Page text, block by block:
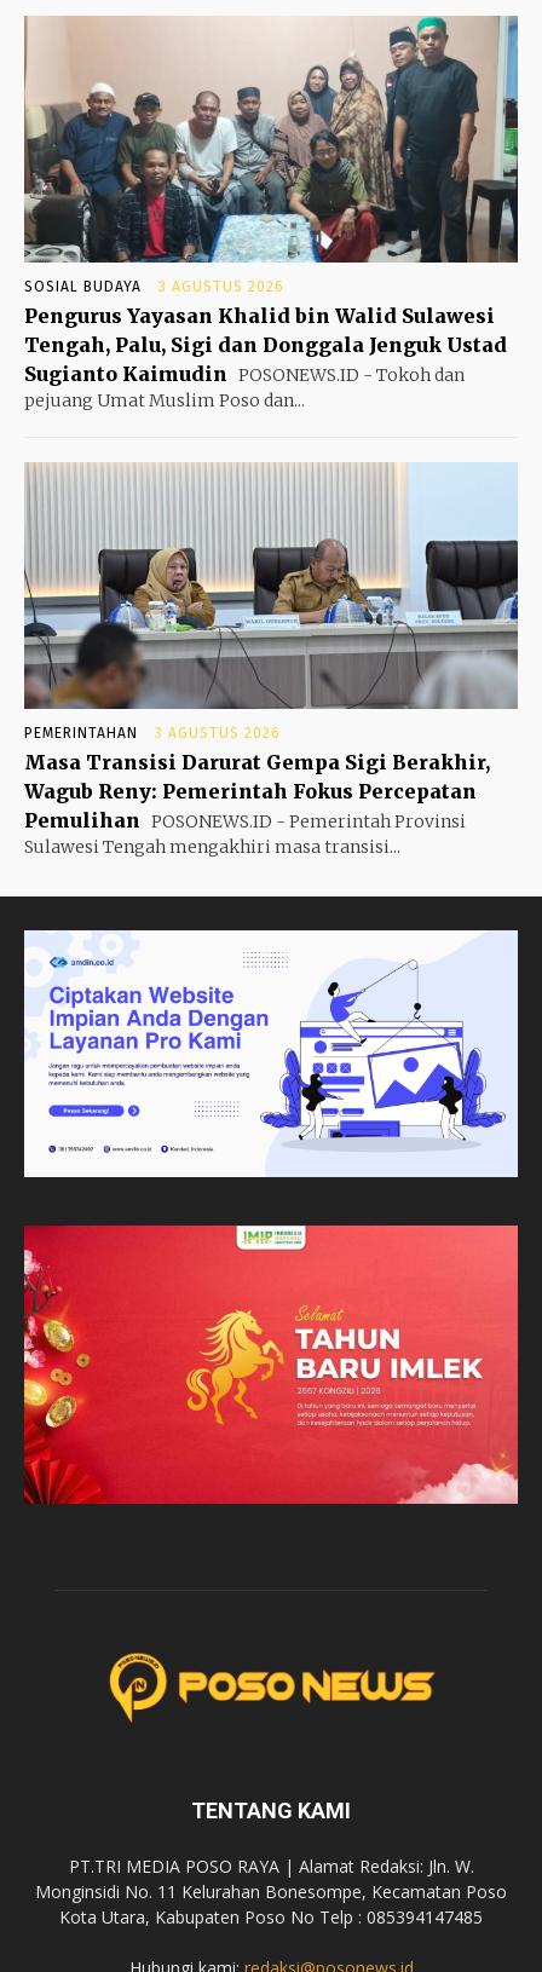
SOSIAL BUDAYA 3 AGUSTUS 2026
Pengurus Yayasan Khalid bin Walid Sulawesi
Tengah, Palu, Sigi dan Donggala Jenguk Ustad
Sugianto Kaimudin POSONEWS.ID - Tokoh dan
pejuang Umat Muslim Poso dan...
PEMERINTAHAN 3 AGUSTUS 2026
Masa Transisi Darurat Gempa Sigi Berakhir,
Wagub Reny: Pemerintah Fokus Percepatan
Pemulihan POSONEWS.ID - Pemerintah Provinsi
Sulawesi Tengah mengakhiri masa transisi...
TENTANG KAMI
PT.TRI MEDIA POSO RAYA | Alamat Redaksi: Jln. W.
Monginsidi No. 11 Kelurahan Bonesompe, Kecamatan Poso
Kota Utara, Kabupaten Poso No Telp : 085394147485